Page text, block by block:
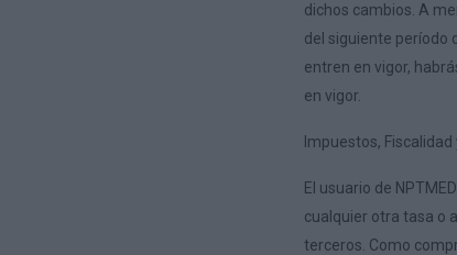
dichos cambios. A
del siguiente período
entren en vigor,
en vigor.
Impuestos,
El usuario de
cualquier otra tasa o
terceros. Como